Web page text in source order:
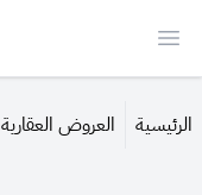
Open menu
الرئيسية العروض العقارية